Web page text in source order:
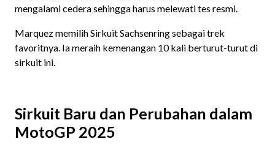
mengalami cedera sehingga harus melewati tes resmi.
Marquez memilih Sirkuit Sachsenring sebagai trek
favoritnya. Ia meraih kemenangan 10 kali berturut-turut di
sirkuit ini.
Sirkuit Baru dan Perubahan dalam
MotoGP 2025